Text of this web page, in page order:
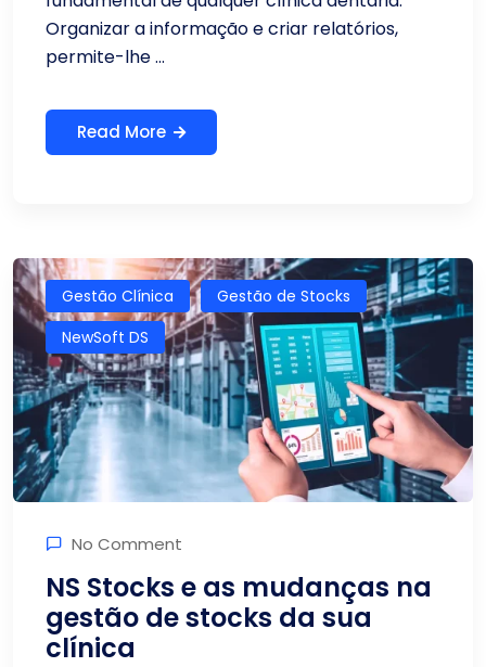
Organizar a informação e criar relatórios,
permite-lhe ...
Read More
Gestão Clínica
Gestão de Stocks
NewSoft DS
No Comment
NS Stocks e as mudanças na
gestão de stocks da sua
clínica